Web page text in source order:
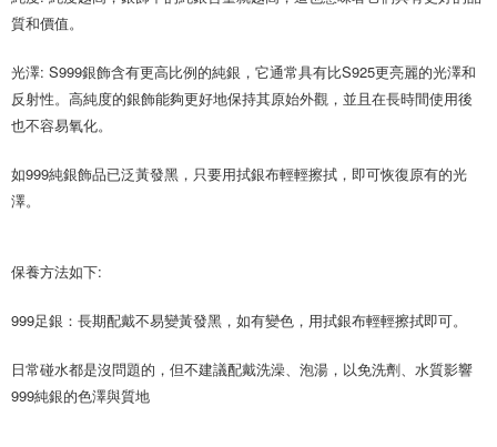
買賣價金債權讓與本公司後，依約使用本公司帳單繳交帳款。
資料（包含姓名、電話或地址）提供予台灣大哥大進項蒐集、處理及利用，
由本公司與您本人進行分期帳單所需資料之確認、核對及更正。
3.完整用戶服務條款，請詳閱以下連結：https://oppay.tw/userRule
後付繳納相關費用。
是否繳費成功／繳費後需取消欲退款等相關疑問，請聯繫「AFTEE先享後付
客戶支援中心」 https://netprotections.freshdesk.com/support/home
【注意事項】
易，需依本服務之必要範圍內提供個人資料，並將交易相關給付款項請求債
２．關於個人資料處理事宜，請瀏覽以下網址：
「AFTEE先享後付」，若未經同意申辦者引起之損失，本公司不負相關責
４．使用「AFTEE先享後付」時，將依據個別帳號之用戶狀況，依本公司即
時審查核予不同之上限額度；若仍有額度不足之情形，本公司將視審查結果
５．嚴禁一人註冊多個帳號或使用他人資訊註冊。若發現惡意使用之情形，
恩沛科技股份有限公司將有權停止該用戶之使用額度並採取法律行動。
免運費
京站台北店客服中心(1F星巴克旁) 即日起不提供京站紙袋，取件時
免運費
質和價值。
光澤: S999銀飾含有更高比例的純銀，它通常具有比S925更亮麗的光澤和
反射性。高純度的銀飾能夠更好地保持其原始外觀，並且在長時間使用後
也不容易氧化。
如999純銀飾品已泛黃發黑，只要用拭銀布輕輕擦拭，即可恢復原有的光
澤。
保養方法如下:
999足銀：長期配戴不易變黃發黑，如有變色，用拭銀布輕輕擦拭即可。
日常碰水都是沒問題的，但不建議配戴洗澡、泡湯，以免洗劑、水質影響
999純銀的色澤與質地